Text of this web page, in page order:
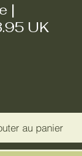
|
UK
au panier